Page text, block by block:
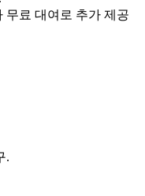
무료 대여로 추가 제공
.